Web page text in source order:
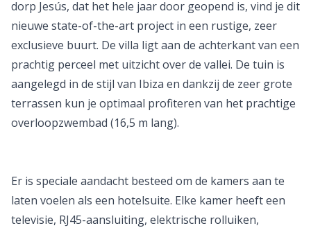
dorp Jesús, dat het hele jaar door geopend is, vind je dit
nieuwe state-of-the-art project in een rustige, zeer
exclusieve buurt. De villa ligt aan de achterkant van een
prachtig perceel met uitzicht over de vallei. De tuin is
aangelegd in de stijl van Ibiza en dankzij de zeer grote
terrassen kun je optimaal profiteren van het prachtige
overloopzwembad (16,5 m lang).
Er is speciale aandacht besteed om de kamers aan te
laten voelen als een hotelsuite. Elke kamer heeft een
televisie, RJ45-aansluiting, elektrische rolluiken,